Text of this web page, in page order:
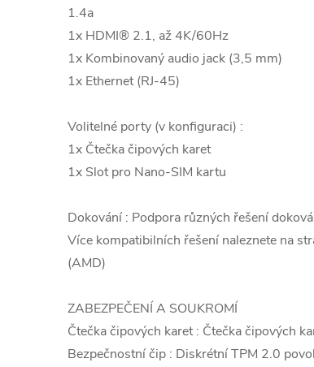
1.4a
1x HDMI® 2.1, až 4K/60Hz
1x Kombinovaný audio jack (3,5 mm)
1x Ethernet (RJ-45)
Volitelné porty (v konfiguraci) :
1x Čtečka čipových karet
1x Slot pro Nano-SIM kartu
Dokování : Podpora různých řešení
Více kompatibilních řešení naleznete na
(AMD)
ZABEZPEČENÍ A SOUKROMÍ
Čtečka čipových karet : Čtečka čipových
Bezpečnostní čip : Diskrétní TPM 2.0